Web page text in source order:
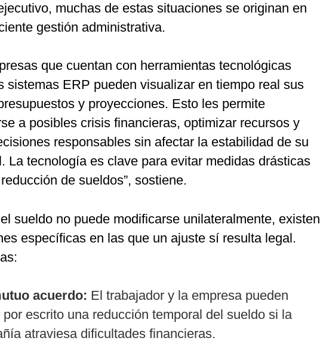
muchas de estas situaciones se originan en
gestión administrativa.
que cuentan con herramientas tecnológicas
sistemas ERP pueden visualizar en tiempo real sus
y proyecciones. Esto les permite
a posibles crisis financieras, optimizar recursos y
responsables sin afectar la estabilidad de su
La tecnología es clave para evitar medidas drásticas
de sueldos”, sostiene.
sueldo no puede modificarse unilateralmente, existen
específicas en las que un ajuste sí resulta legal.
acuerdo: El trabajador y la empresa pueden
por escrito una reducción temporal del sueldo si la
atraviesa dificultades financieras.